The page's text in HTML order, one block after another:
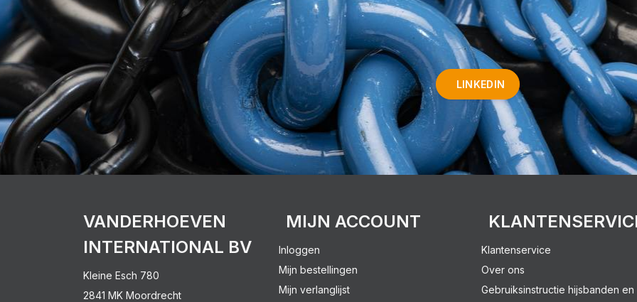
LINKEDIN
VANDERHOEVEN
INTERNATIONAL BV
Kleine Esch 780
2841 MK Moordrecht
MIJN ACCOUNT
Inloggen
Mijn bestellingen
Mijn verlanglijst
Klantenservice
Over ons
Gebruiksinstructie hijsbanden en